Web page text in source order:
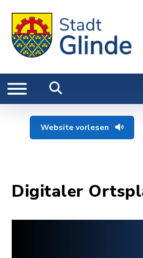
Website vorlesen
Digitaler